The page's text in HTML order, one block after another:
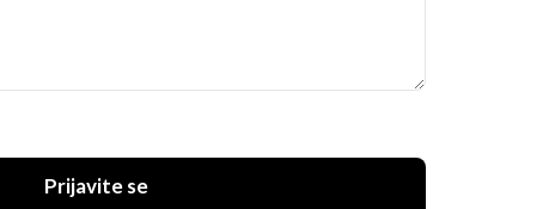
Prijavite se